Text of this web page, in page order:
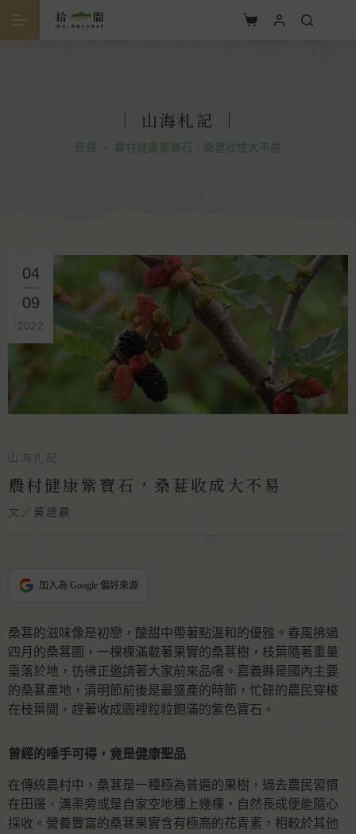
｜ 山海札記 ｜
首頁 ・ 農村健康紫寶石，桑葚收成大不易
04
09
2022
山海札記
農村健康紫寶石，桑葚收成大不易
文／黃語晨
加入為 Google 偏好來源
桑葚的滋味像是初戀，酸甜中帶著點溫和的優雅。春風拂過
四月的桑葚園，一棵棵滿載著果實的桑葚樹，枝葉隨著重量
垂落於地，彷彿正邀請著大家前來品嚐。嘉義縣是國內主要
的桑葚產地，清明節前後是最盛產的時節，忙碌的農民穿梭
在枝葉間，趕著收成園裡粒粒飽滿的紫色寶石。
曾經的唾手可得，竟是健康聖品
在傳統農村中，桑葚是一種極為普遍的果樹，過去農民習慣
在田邊、溝渠旁或是自家空地種上幾棵，自然長成便能隨心
採收。營養豐富的桑葚果實含有極高的花青素，相較於其他